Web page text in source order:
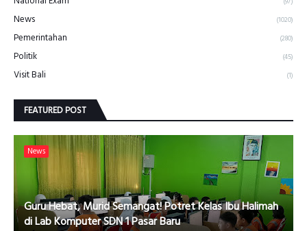
News (1020)
Pemerintahan (280)
Politik (45)
Visit Bali (1)
FEATURED POST
News
Guru Hebat, Murid Semangat! Potret Kelas Ibu Halimah
di Lab Komputer SDN 1 Pasar Baru